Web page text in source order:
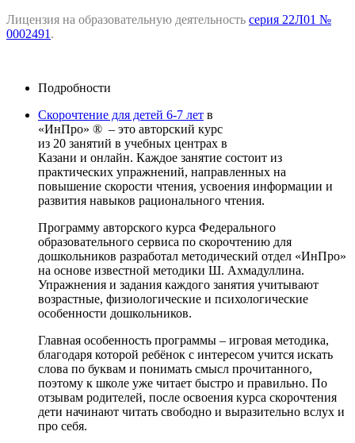
Лицензия на образовательную деятельность серия 22Л01 №
0002491 .
Подробности
Скорочтение для детей 6-7 лет в
«ИнПро» ® – это авторский курс
из 20 занятий в учебных центрах в
Казани и онлайн. Каждое занятие состоит из
практических упражнений, направленных на
повышение скорости чтения, усвоения информации и
развития навыков рационального чтения.
Программу авторского курса Федерального
образовательного сервиса по скорочтению для
дошкольников разработал методический отдел «ИнПро»
на основе известной методики Ш. Ахмадуллина.
Упражнения и задания каждого занятия учитывают
возрастные, физиологические и психологические
особенности дошкольников.
Главная особенность программы – игровая методика,
благодаря которой ребёнок с интересом учится искать
слова по буквам и понимать смысл прочитанного,
поэтому к школе уже читает быстро и правильно. По
отзывам родителей, после освоения курса скорочтения
дети начинают читать свободно и выразительно вслух и
про себя.